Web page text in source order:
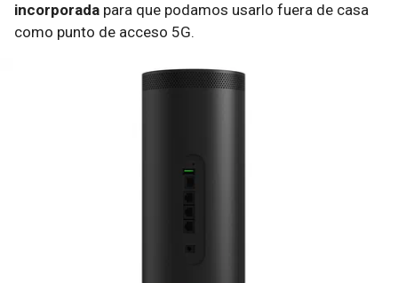
incorporada para que podamos usarlo fuera de casa
como punto de acceso 5G.